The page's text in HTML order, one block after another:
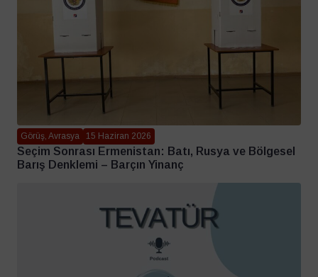
Görüş, Avrasya 15 Haziran 2026
Seçim Sonrası Ermenistan: Batı, Rusya ve Bölgesel
Barış Denklemi – Barçın Yinanç